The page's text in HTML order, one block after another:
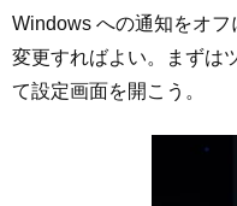
Windows への通知をオ
変更すればよい。まずは
て設定画面を開こう。